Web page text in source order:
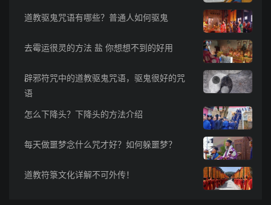
道教驱鬼咒语有哪些？普通人如何驱鬼
去霉运很灵的方法 盐 你想想不到的好用
辟邪符咒中的道教驱鬼咒语，驱鬼很好的咒
语
怎么下降头？下降头的方法介绍
每天做噩梦念什么咒才好？如何躲噩梦？
道教符箓文化详解不可外传！